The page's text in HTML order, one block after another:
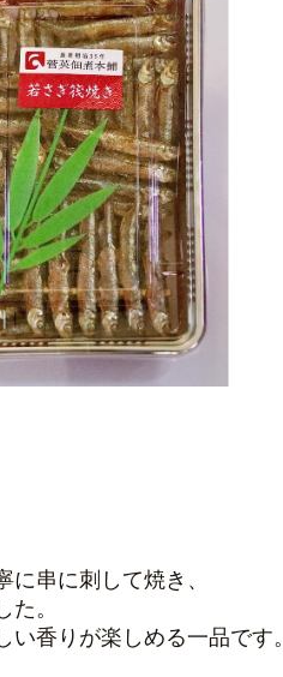
串に刺して焼き、
。
香りが楽しめる一品です。